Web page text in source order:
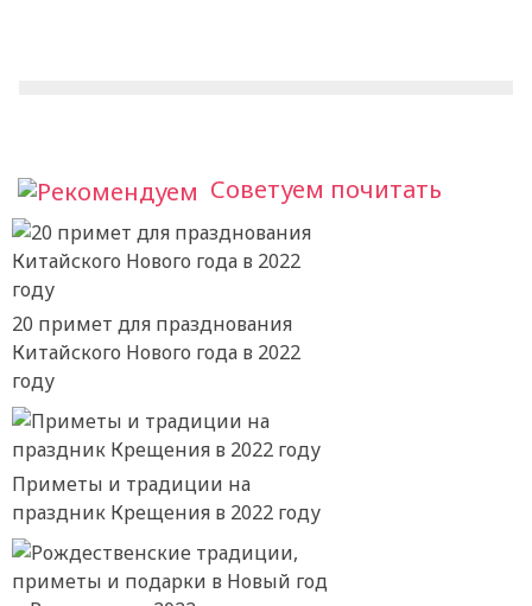
Советуем почитать
20 примет для празднования
Китайского Нового года в 2022
году
Приметы и традиции на
праздник Крещения в 2022 году